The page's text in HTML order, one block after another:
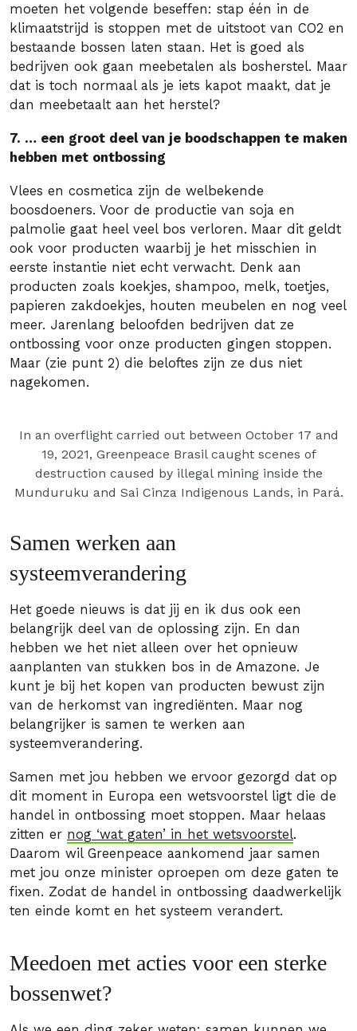
moeten het volgende beseffen: stap één in de
klimaatstrijd is stoppen met de uitstoot van CO2 en
bestaande bossen laten staan. Het is goed als
bedrijven ook gaan meebetalen als bosherstel. Maar
dat is toch normaal als je iets kapot maakt, dat je
dan meebetaalt aan het herstel?
7. … een groot deel van je boodschappen te maken
hebben met ontbossing
Vlees en cosmetica zijn de welbekende
boosdoeners. Voor de productie van soja en
palmolie gaat heel veel bos verloren. Maar dit geldt
ook voor producten waarbij je het misschien in
eerste instantie niet echt verwacht. Denk aan
producten zoals koekjes, shampoo, melk, toetjes,
papieren zakdoekjes, houten meubelen en nog veel
meer. Jarenlang beloofden bedrijven dat ze
ontbossing voor onze producten gingen stoppen.
Maar (zie punt 2) die beloftes zijn ze dus niet
nagekomen.
In an overflight carried out between October 17 and
19, 2021, Greenpeace Brasil caught scenes of
destruction caused by illegal mining inside the
Munduruku and Sai Cinza Indigenous Lands, in Pará.
Samen werken aan
systeemverandering
Het goede nieuws is dat jij en ik dus ook een
belangrijk deel van de oplossing zijn. En dan
hebben we het niet alleen over het opnieuw
aanplanten van stukken bos in de Amazone. Je
kunt je bij het kopen van producten bewust zijn
van de herkomst van ingrediënten. Maar nog
belangrijker is samen te werken aan
systeemverandering.
Samen met jou hebben we ervoor gezorgd dat op
dit moment in Europa een wetsvoorstel ligt die de
handel in ontbossing moet stoppen. Maar helaas
zitten er nog ‘wat gaten’ in het wetsvoorstel.
Daarom wil Greenpeace aankomend jaar samen
met jou onze minister oproepen om deze gaten te
fixen. Zodat de handel in ontbossing daadwerkelijk
ten einde komt en het systeem verandert.
Meedoen met acties voor een sterke
bossenwet?